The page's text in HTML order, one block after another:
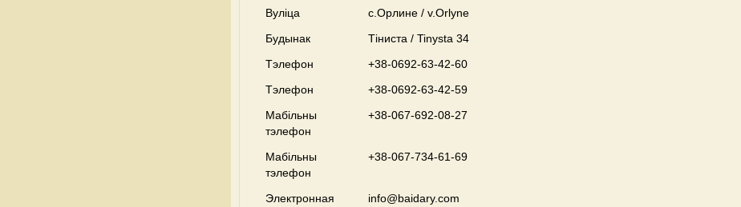
Вуліца
с.Орлине / v.Orlyne
Будынак
Тіниста / Tinysta 34
Тэлефон
+38-0692-63-42-60
Тэлефон
+38-0692-63-42-59
Мабільны
тэлефон
+38-067-692-08-27
Мабільны
тэлефон
+38-067-734-61-69
Электронная
info@baidary.com